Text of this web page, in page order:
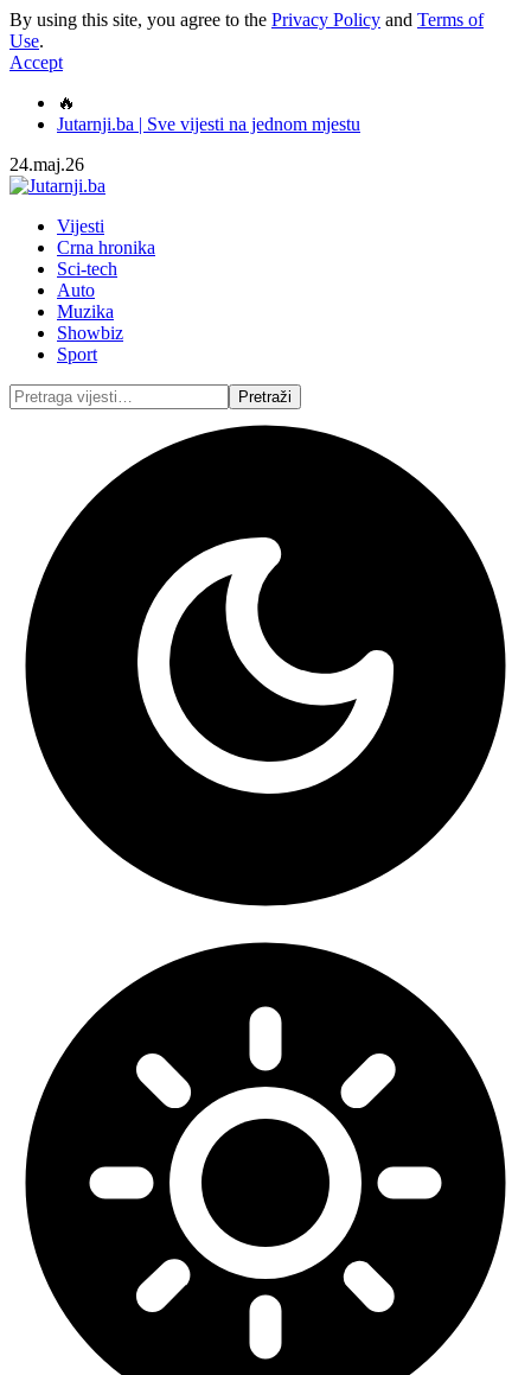
By using this site, you agree to the Privacy Policy and Terms of
Use.
Accept
🔥
Jutarnji.ba | Sve vijesti na jednom mjestu
24.maj.26
Vijesti
Crna hronika
Sci-tech
Auto
Muzika
Showbiz
Sport